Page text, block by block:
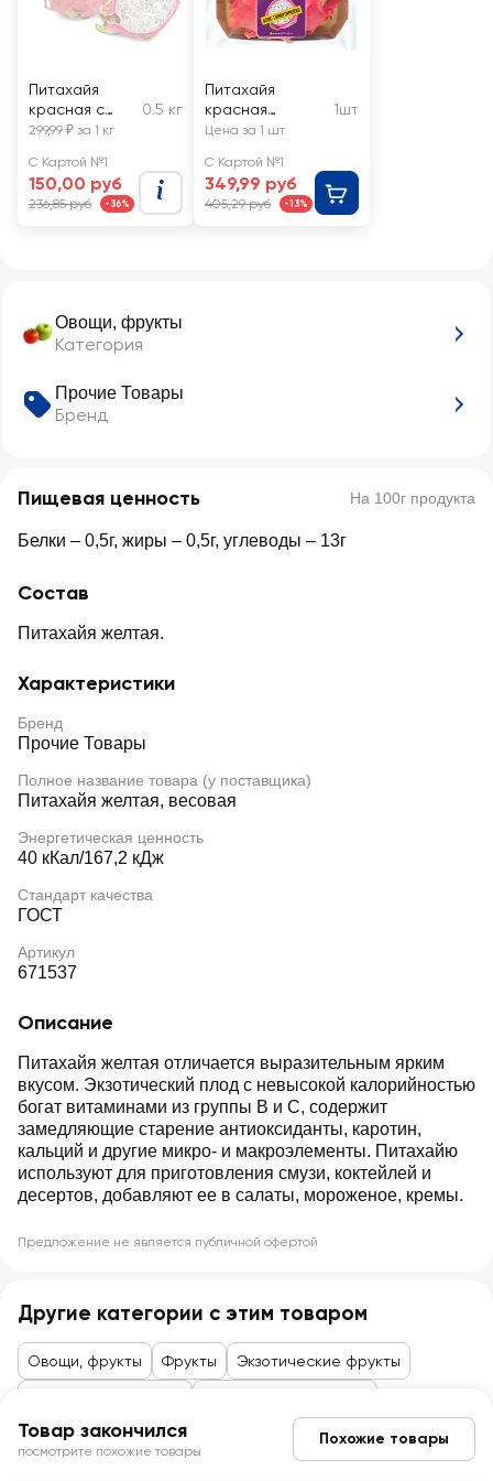
Овощи, фрукты
Категория
Прочие Товары
Бренд
Пищевая ценность На 100г продукта
Белки – 0,5г, жиры – 0,5г, углеводы – 13г
Состав
Питахайя желтая.
Характеристики
Бренд
Прочие Товары
Полное название товара (у поставщика)
Питахайя желтая, весовая
Энергетическая ценность
40 кКал/167,2 кДж
Стандарт качества
ГОСТ
Артикул
671537
Описание
Питахайя желтая отличается выразительным ярким
вкусом. Экзотический плод с невысокой калорийностью
богат витаминами из группы В и С, содержит
замедляющие старение антиоксиданты, каротин,
кальций и другие микро- и макроэлементы. Питахайю
используют для приготовления смузи, коктейлей и
десертов, добавляют ее в салаты, мороженое, кремы.
Предложение не является публичной офертой
Питахайя
красная с
белой
весовая
0.5 кг
299,99 ₽ за 1 кг
С Картой №1
150,00 руб
236,85 руб -36%
Питахайя
красная
АРТФРУТ, шт
1шт
Цена за 1 шт
С Картой №1
349,99 руб
405,29 руб -13%
Другие категории с этим товаром
Овощи, фрукты Фрукты Экзотические фрукты
Товар закончился
посмотрите похожие товары
Похожие товары